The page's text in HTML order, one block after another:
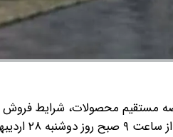
مستقیم محصولات، شرایط